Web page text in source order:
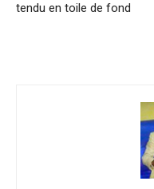
tendu en toile de fond